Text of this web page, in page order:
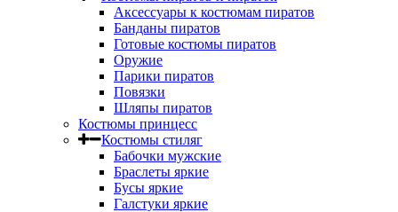
Аксессуары к костюмам пиратов
Банданы пиратов
Готовые костюмы пиратов
Оружие
Парики пиратов
Повязки
Шляпы пиратов
Костюмы принцесс
Костюмы стиляг
Бабочки мужские
Браслеты яркие
Бусы яркие
Галстуки яркие